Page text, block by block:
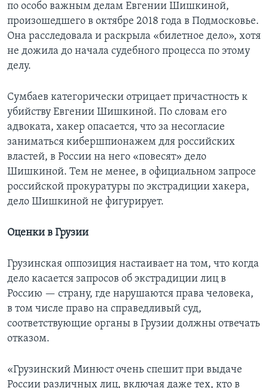
по особо важным делам Евгении Шишкиной,
произошедшего в октябре 2018 года в Подмосковье.
Она расследовала и раскрыла «билетное дело», хотя
не дожила до начала судебного процесса по этому
делу.
Сумбаев категорически отрицает причастность к
убийству Евгении Шишкиной. По словам его
адвоката, хакер опасается, что за несогласие
заниматься кибершпионажем для российских
властей, в России на него «повесят» дело
Шишкиной. Тем не менее, в официальном запросе
российской прокуратуры по экстрадиции хакера,
дело Шишкиной не фигурирует.
Оценки в Грузии
Грузинская оппозиция настаивает на том, что когда
дело касается запросов об экстрадиции лиц в
Россию — страну, где нарушаются права человека,
в том числе право на справедливый суд,
соответствующие органы в Грузии должны отвечать
отказом.
«Грузинский Минюст очень спешит при выдаче
России различных лиц, включая даже тех, кто в